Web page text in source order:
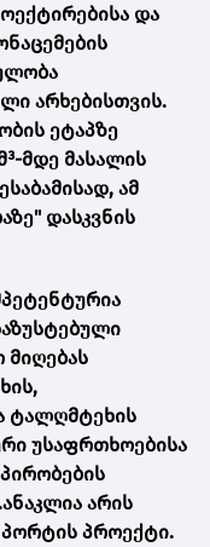
და
არხებისთვის.
ეტაპზე
მდე მასალის
ამ
დასკვნის
მიღებას
ტალღმტეხის
უსაფრთხოებისა
არის
პროექტი.